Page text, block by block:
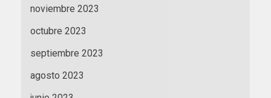
noviembre 2023
octubre 2023
septiembre 2023
agosto 2023